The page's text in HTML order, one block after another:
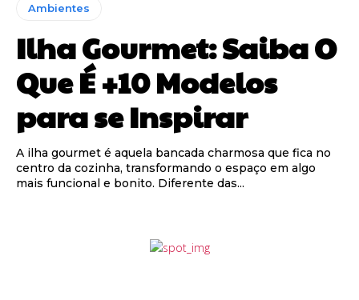
Ambientes
Ilha Gourmet: Saiba O
Que É +10 Modelos
para se Inspirar
A ilha gourmet é aquela bancada charmosa que fica no
centro da cozinha, transformando o espaço em algo
mais funcional e bonito. Diferente das...